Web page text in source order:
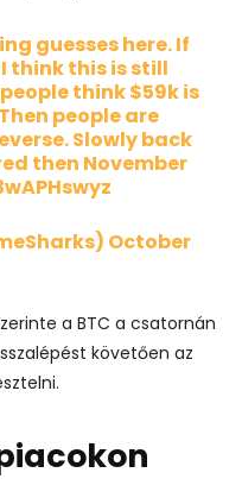
guesses here. If
think this is still
think $59k is
people are
Slowly back
then November
October
a BTC a csatornán
követően az